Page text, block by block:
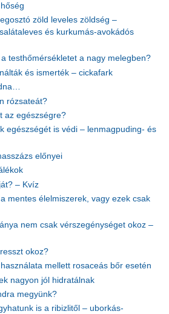
zöld leveles zöldség –
és kurkumás-avokádós
testhőmérsékletet a nagy melegben?
és ismerték – cickafark
rózsateát?
az egészségre?
egészségét is védi – lenmagpuding- és
előnyei
– Kvíz
mentes élelmiszerek, vagy ezek csak
nem csak vérszegénységet okoz –
okoz?
mellett rosaceás bőr esetén
nagyon jól hidratálnak
megyünk?
is a ribizlitől – uborkás-